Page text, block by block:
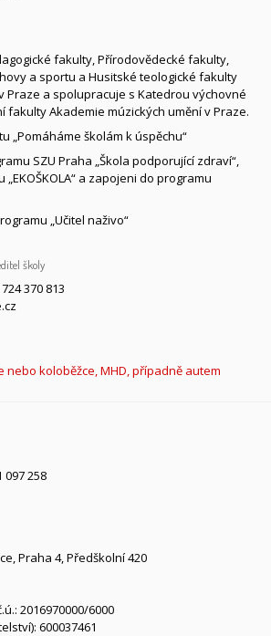
fakulty, Přírodovědecké fakulty,
a sportu a Husitské teologické fakulty
Praze a spolupracuje s Katedrou výchovné
fakulty Akademie múzických umění v Praze.
„Pomáháme školám k úspěchu“
SZU Praha „Škola podporující zdraví“,
a zapojeni do programu
„Učitel naživo“
školy
370 813
nebo koloběžce, MHD, případně autem
097 258
Praha 4, Předškolní 420
2016970000/6000
600037461